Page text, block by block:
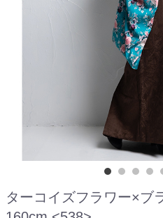
ターコイズフラワー×